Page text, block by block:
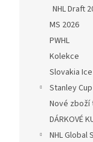
NHL Draft
MS 2026
PWHL
Kolekce
Slovakia
Stanley
Nové
DÁRKOVÉ
NHL Global